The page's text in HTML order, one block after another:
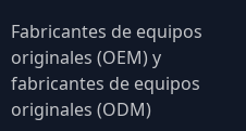
Fabricantes de equipos
originales (OEM) y
fabricantes de equipos
originales (ODM)